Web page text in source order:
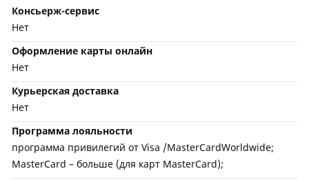
Консьерж-сервис
Нет
Оформление карты онлайн
Нет
Курьерская доставка
Нет
Программа лояльности
программа привилегий от Visa /MasterCardWorldwide;
MasterCard – больше (для карт MasterСard);